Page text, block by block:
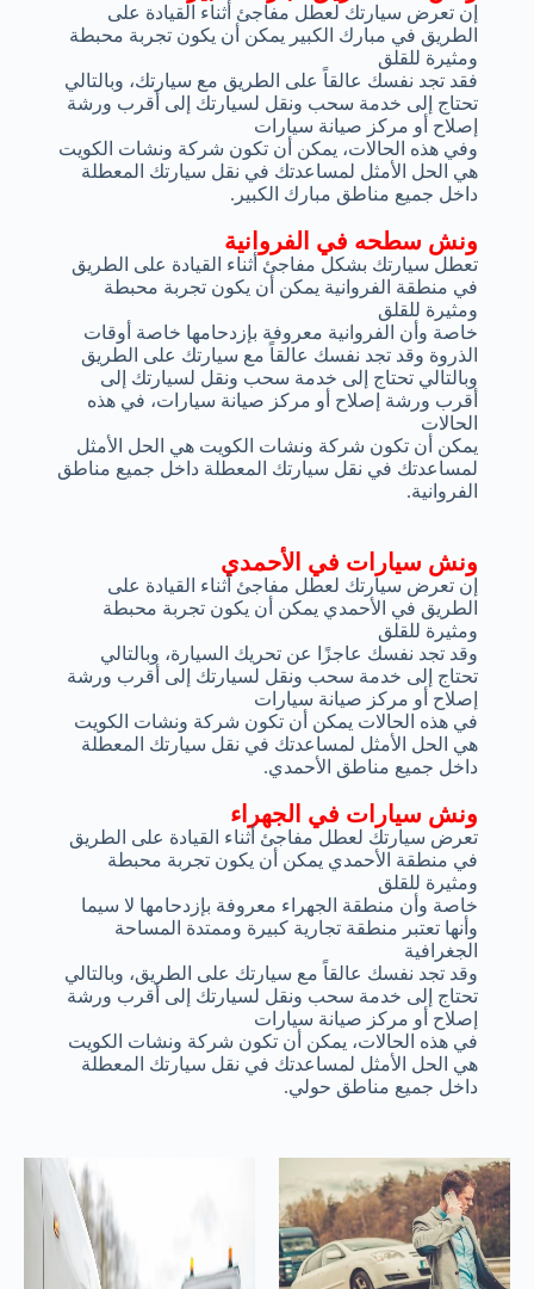
ونش سطحه في الفروانية
تعطل سيارتك بشكل مفاجئ أثناء القيادة على الطريق
في منطقة الفروانية يمكن أن يكون تجربة محبطة
ومثيرة للقلق
خاصة وأن الفروانية معروفة بإزدحامها خاصة أوقات
الذروة وقد تجد نفسك عالقاً مع سيارتك على الطريق
وبالتالي تحتاج إلى خدمة سحب ونقل لسيارتك إلى
أقرب ورشة إصلاح أو مركز صيانة سيارات، في هذه
الحالات
يمكن أن تكون شركة ونشات الكويت هي الحل الأمثل
لمساعدتك في نقل سيارتك المعطلة داخل جميع مناطق
الفروانية.
إن تعرض سيارتك لعطل مفاجئ أثناء القيادة على
الطريق في مبارك الكبير يمكن أن يكون تجربة محبطة
ومثيرة للقلق
فقد تجد نفسك عالقاً على الطريق مع سيارتك، وبالتالي
تحتاج إلى خدمة سحب ونقل لسيارتك إلى أقرب ورشة
إصلاح أو مركز صيانة سيارات
وفي هذه الحالات، يمكن أن تكون شركة ونشات الكويت
هي الحل الأمثل لمساعدتك في نقل سيارتك المعطلة
داخل جميع مناطق مبارك الكبير.
ونش سيارات في الجهراء
تعرض سيارتك لعطل مفاجئ أثناء القيادة على الطريق
في منطقة الأحمدي يمكن أن يكون تجربة محبطة
ومثيرة للقلق
خاصة وأن منطقة الجهراء معروفة بإزدحامها لا سيما
وأنها تعتبر منطقة تجارية كبيرة وممتدة المساحة
الجغرافية
وقد تجد نفسك عالقاً مع سيارتك على الطريق، وبالتالي
تحتاج إلى خدمة سحب ونقل لسيارتك إلى أقرب ورشة
إصلاح أو مركز صيانة سيارات
في هذه الحالات، يمكن أن تكون شركة ونشات الكويت
هي الحل الأمثل لمساعدتك في نقل سيارتك المعطلة
داخل جميع مناطق حولي.
ونش سيارات في الأحمدي
إن تعرض سيارتك لعطل مفاجئ أثناء القيادة على
الطريق في الأحمدي يمكن أن يكون تجربة محبطة
ومثيرة للقلق
وقد تجد نفسك عاجزًا عن تحريك السيارة، وبالتالي
تحتاج إلى خدمة سحب ونقل لسيارتك إلى أقرب ورشة
إصلاح أو مركز صيانة سيارات
في هذه الحالات يمكن أن تكون شركة ونشات الكويت
هي الحل الأمثل لمساعدتك في نقل سيارتك المعطلة
داخل جميع مناطق الأحمدي.